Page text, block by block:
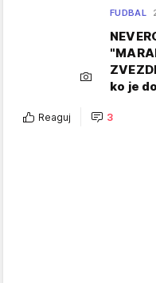
FUDBAL
ko je
Reaguj 3